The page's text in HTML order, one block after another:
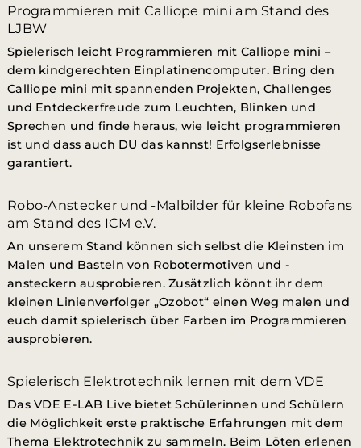
Programmieren mit Calliope mini am Stand des
LJBW
Spielerisch leicht Programmieren mit Calliope mini –
dem kindgerechten Einplatinencomputer. Bring den
Calliope mini mit spannenden Projekten, Challenges
und Entdeckerfreude zum Leuchten, Blinken und
Sprechen und finde heraus, wie leicht programmieren
ist und dass auch DU das kannst! Erfolgserlebnisse
garantiert.
Robo-Anstecker und -Malbilder für kleine Robofans
am Stand des ICM e.V.
An unserem Stand können sich selbst die Kleinsten im
Malen und Basteln von Robotermotiven und -
ansteckern ausprobieren. Zusätzlich könnt ihr dem
kleinen Linienverfolger „Ozobot“ einen Weg malen und
euch damit spielerisch über Farben im Programmieren
ausprobieren.
Spielerisch Elektrotechnik lernen mit dem VDE
Das VDE E-LAB Live bietet Schülerinnen und Schülern
die Möglichkeit erste praktische Erfahrungen mit dem
Thema Elektrotechnik zu sammeln. Beim Löten erlenen